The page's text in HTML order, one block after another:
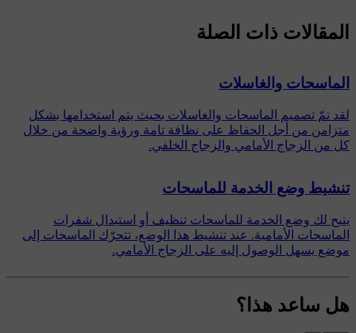
المقالات ذات الصلة
الماسحات والغاسلات
لقد تمّ تصميم الماسحات والغاسلات بحيث يتم استخدامها بشكل
متزامن من أجل الحفاظ على نظافة تامة ورؤية واضحة من خلال
كل من الزجاج الأمامي والزجاج الخلفي.
تنشيط وضع الخدمة للماسحات
يتيح لك وضع الخدمة للماسحات تنظيف أو استبدال شفرات
الماسحات الأمامية. عند تنشيط هذا الوضع، تتحرّك الماسحات إلى
موضع يسهل الوصول إليه على الزجاج الأمامي.
هل ساعد هذا؟